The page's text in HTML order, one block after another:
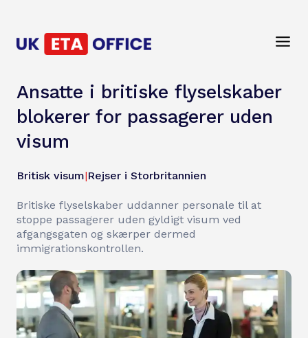
Ansatte i britiske flyselskaber
blokerer for passagerer uden
visum
Britisk visum|Rejser i Storbritannien
Britiske flyselskaber uddanner personale til at
stoppe passagerer uden gyldigt visum ved
afgangsgaten og skærper dermed
immigrationskontrollen.